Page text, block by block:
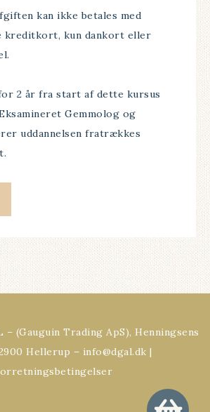
kan ikke betales med
kreditkort, kun dankort eller
2 år fra start af dette kursus
Gemmolog og
uddannelsen fratrækkes
(Gauguin Trading ApS), Henningsens
Hellerup – info@dgal.dk |